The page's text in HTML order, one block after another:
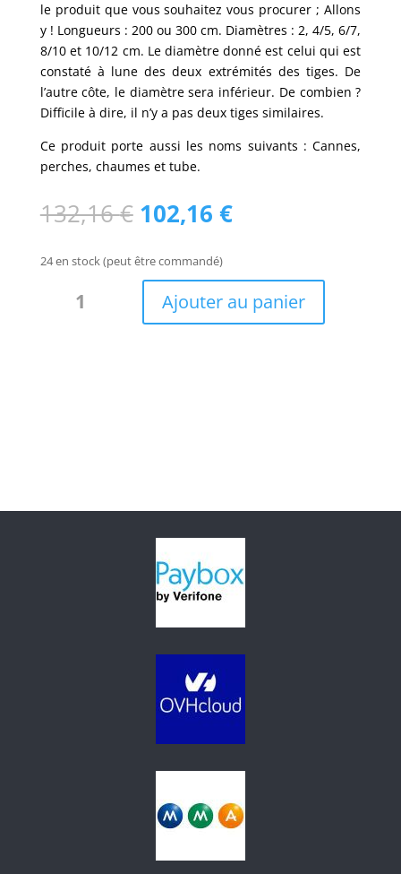
le produit que vous souhaitez vous procurer ; Allons
y ! Longueurs : 200 ou 300 cm. Diamètres : 2, 4/5, 6/7,
8/10 et 10/12 cm. Le diamètre donné est celui qui est
constaté à lune des deux extrémités des tiges. De
l’autre côte, le diamètre sera inférieur. De combien ?
Difficile à dire, il n’y a pas deux tiges similaires.
Ce produit porte aussi les noms suivants : Cannes,
perches, chaumes et tube.
132,16€ Le
prix
initial
était :
132,16 €.
102,16 €Le
prix
est :
102,16 €.
24 en stock (peut être commandé)
Ajouter au panier